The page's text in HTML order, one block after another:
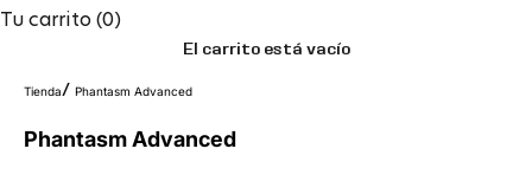
Tu carrito (0)
El carrito está vacío
Tienda Phantasm Advanced
Phantasm Advanced